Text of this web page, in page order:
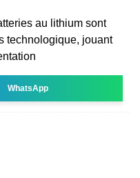
au lithium sont
technologique, jouant
WhatsApp